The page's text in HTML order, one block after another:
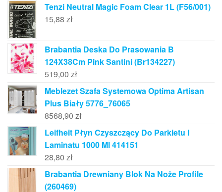
Tenzi Neutral Magic Foam Clear 1L (F56/001)
15,88 zł
Brabantia Deska Do Prasowania B
124X38Cm Pink Santini (Br134227)
519,00 zł
Meblezet Szafa Systemowa Optima Artisan
Plus Biały 5776_76065
8568,90 zł
Leifheit Płyn Czyszczący Do Parkietu I
Laminatu 1000 Ml 414151
28,80 zł
Brabantia Drewniany Blok Na Noże Profile
(260469)